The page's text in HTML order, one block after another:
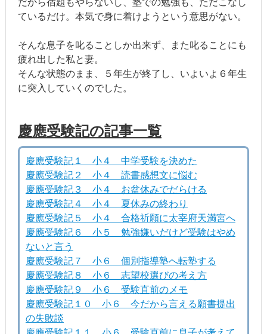
ているだけ。本気で身に着けようという意思がない。
そんな息子を叱ることしか出来ず、また叱ることにも
疲れ出した私と妻。
そんな状態のまま、５年生が終了し、いよいよ６年生
に突入していくのでした。
慶應受験記の記事一覧
慶應受験記１ 小４ 中学受験を決めた
慶應受験記２ 小４ 読書感想文に悩む
慶應受験記３ 小４ お盆休みでだらける
慶應受験記４ 小４ 夏休みの終わり
慶應受験記５ 小４ 合格祈願に太宰府天満宮へ
慶應受験記６ 小５ 勉強嫌いだけど受験はやめ
ないと言う
慶應受験記７ 小６ 個別指導塾へ転塾する
慶應受験記８ 小６ 志望校選びの考え方
慶應受験記９ 小６ 受験直前のメモ
慶應受験記１０ 小６ 今だから言える願書提出
の失敗談